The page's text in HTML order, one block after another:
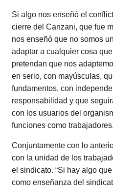
Si algo nos enseñó el
cierre del Canzani, que fue
nos enseñó que no somos
adaptar a cualquier cosa
pretendan que nos
en serio, con mayúsculas,
fundamentos, con
responsabilidad y que
con los usuarios del
funciones como
Conjuntamente con lo
con la unidad de los
el sindicato. “Si hay algo
como enseñanza del